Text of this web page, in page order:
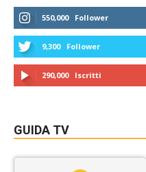
550,000 Follower
9,300 Follower
290,000 Iscritti
GUIDA TV